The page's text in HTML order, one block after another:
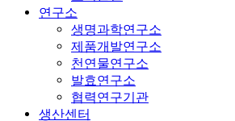
연구소
생명과학연구소
제품개발연구소
천연물연구소
발효연구소
협력연구기관
생산센터